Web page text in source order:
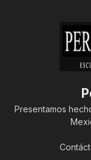
Presentamos